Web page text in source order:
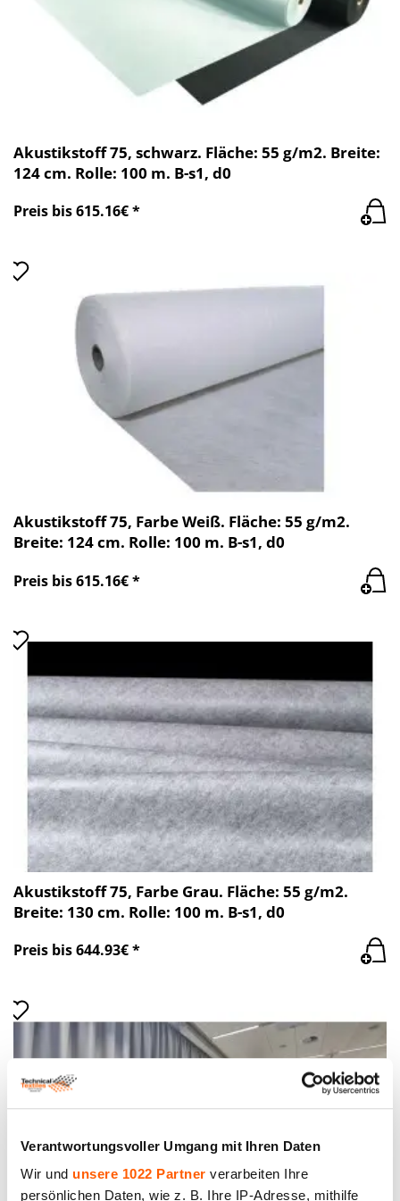
Verantwortungsvoller Umgang mit Ihren Daten
Wir und unsere 1022 Partner verarbeiten Ihre
persönlichen Daten, wie z. B. Ihre IP-Adresse, mithilfe
Akustikstoff 75, schwarz. Fläche: 55 g/m2. Breite:
124 cm. Rolle: 100 m. B-s1, d0
Preis bis 615.16€ *
Akustikstoff 75, Farbe Weiß. Fläche: 55 g/m2.
Breite: 124 cm. Rolle: 100 m. B-s1, d0
Preis bis 615.16€ *
Akustikstoff 75, Farbe Grau. Fläche: 55 g/m2.
Breite: 130 cm. Rolle: 100 m. B-s1, d0
Preis bis 644.93€ *